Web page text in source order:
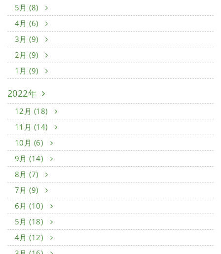
5月 (8)
4月 (6)
3月 (9)
2月 (9)
1月 (9)
2022年
12月 (18)
11月 (14)
10月 (6)
9月 (14)
8月 (7)
7月 (9)
6月 (10)
5月 (18)
4月 (12)